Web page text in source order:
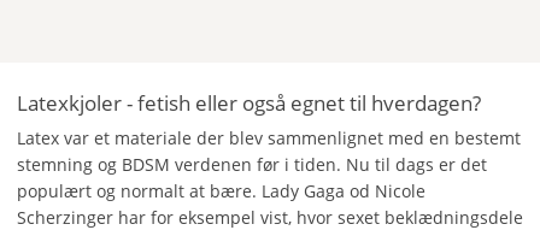
Latexkjoler - fetish eller også egnet til hverdagen?
Latex var et materiale der blev sammenlignet med en bestemt
stemning og BDSM verdenen før i tiden. Nu til dags er det
populært og normalt at bære. Lady Gaga od Nicole
Scherzinger har for eksempel vist, hvor sexet beklædningsdele